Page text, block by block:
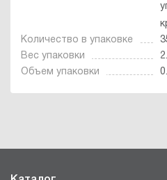
Количество в упаковке
Вес упаковки
Объем упаковки